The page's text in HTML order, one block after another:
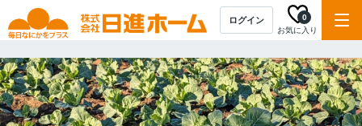
ログイン
お気に入り
0